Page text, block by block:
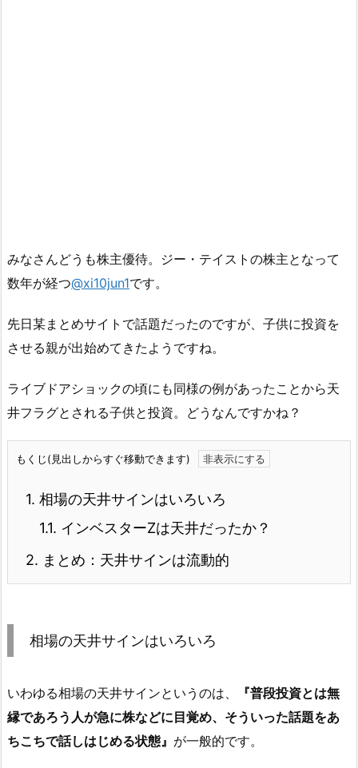
みなさんどうも株主優待。ジー・テイストの株主となって
数年が経つ@xi10jun1です。
先日某まとめサイトで話題だったのですが、子供に投資を
させる親が出始めてきたようですね。
ライブドアショックの頃にも同様の例があったことから天
井フラグとされる子供と投資。どうなんですかね？
もくじ(見出しからすぐ移動できます)
1. 相場の天井サインはいろいろ
1.1. インベスターZは天井だったか？
2. まとめ：天井サインは流動的
相場の天井サインはいろいろ
いわゆる相場の天井サインというのは、
『普段投資とは無
縁であろう人が急に株などに目覚め、そういった話題をあ
ちこちで話しはじめる状態』 が一般的です。